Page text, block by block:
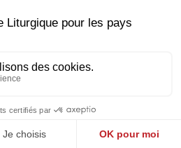
augmente en nous la foi,
fais-nous aimer ce que tu